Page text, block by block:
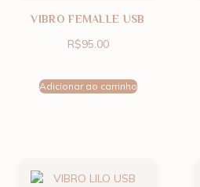
VIBRO FEMALLE USB
R$95.00
Adicionar ao carrinho